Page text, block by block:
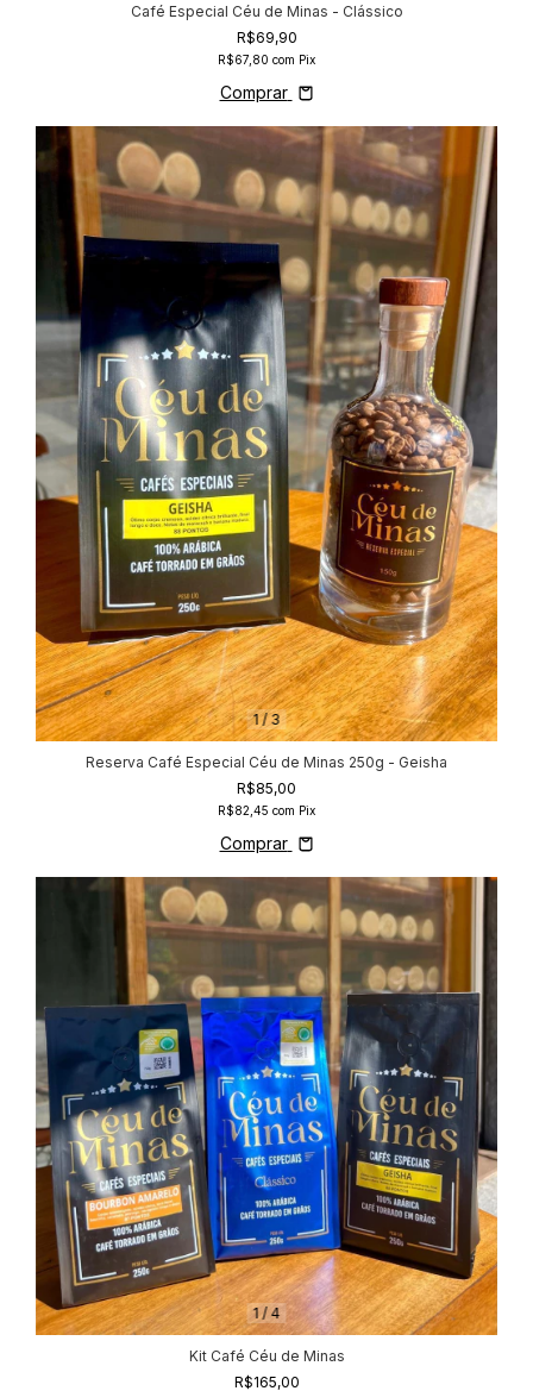
Café Especial Céu de Minas - Clássico
R$69,90
R$67,80 com Pix
Comprar
1/3
Reserva Café Especial Céu de Minas 250g - Geisha
R$85,00
R$82,45 com Pix
Comprar
1 / 4
Kit Café Céu de Minas
R$165,00